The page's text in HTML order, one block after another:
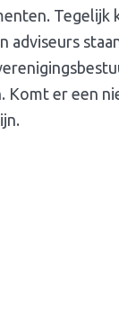
Tegelijk
adviseurs
Komt er een